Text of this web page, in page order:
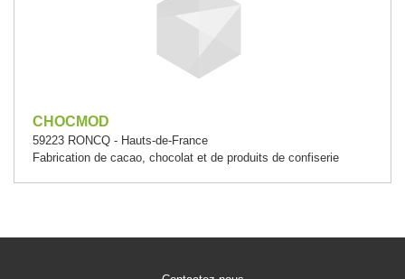
CHOCMOD
59223 RONCQ - Hauts-de-France
Fabrication de cacao, chocolat et de produits de confiserie